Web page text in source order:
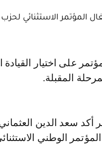
الاستثنائي
المقبلة.
أكد سعد الدين
الوطني